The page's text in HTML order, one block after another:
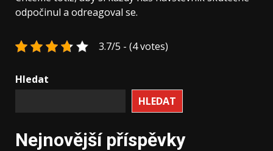
odpočinul a odreagoval se.
3.7/5 - (4 votes)
Hledat
HLEDAT
Nejnovější příspěvky